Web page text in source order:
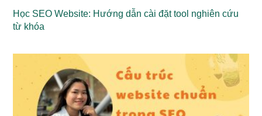
Học SEO Website: Hướng dẫn cài đặt tool nghiên cứu
từ khóa